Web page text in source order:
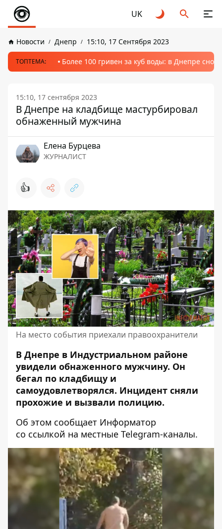
UK
Новости Днепр 15:10, 17 Сентября 2023
ТОПТЕМА: Более 100 гривен за куб воды: в Днепре
15:10, 17 сентября 2023
В Днепре на кладбище мастурбировал
обнаженный мужчина
Елена Бурцева
ЖУРНАЛИСТ
👍
На место события приехали правоохранители
В Днепре в Индустриальном районе
увидели обнаженного мужчину. Он
бегал по кладбищу и
самоудовлетворялся. Инцидент сняли
прохожие и вызвали полицию.
Об этом сообщает Информатор
со ссылкой на местные Telegram-каналы.